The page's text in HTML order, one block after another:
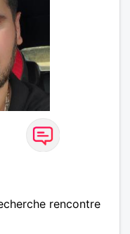
rencontre